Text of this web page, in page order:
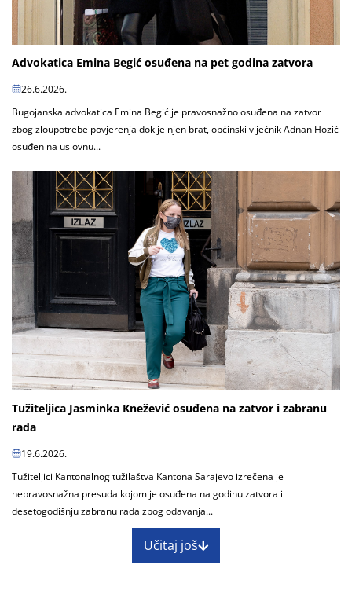
Advokatica Emina Begić osuđena na pet godina zatvora
26.6.2026.
Bugojanska advokatica Emina Begić je pravosnažno osuđena na zatvor
zbog zloupotrebe povjerenja dok je njen brat, općinski vijećnik Adnan Hozić
osuđen na uslovnu...
Tužiteljica Jasminka Knežević osuđena na zatvor i zabranu
rada
19.6.2026.
Tužiteljici Kantonalnog tužilaštva Kantona Sarajevo izrečena je
nepravosnažna presuda kojom je osuđena na godinu zatvora i
desetogodišnju zabranu rada zbog odavanja...
Učitaj još